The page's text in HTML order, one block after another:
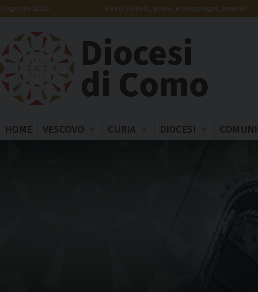
Skip
to
7 Agosto 2026 Santi Sisto II, papa, e compagni, martiri
Diocesi
di Como
HOME VESCOVO CURIA DIOCESI